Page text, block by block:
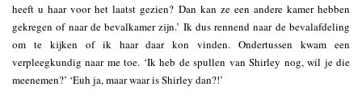
heeft u haar voor het laatst gezien? Dan kan ze een andere kamer hebben
gekregen of naar de bevalkamer zijn.’ Ik dus rennend naar de bevalafdeling
om te kijken of ik haar daar kon vinden. Ondertussen kwam een
verpleegkundig naar me toe. ‘Ik heb de spullen van Shirley nog, wil je die
meenemen?’ ‘Euh ja, maar waar is Shirley dan?!’